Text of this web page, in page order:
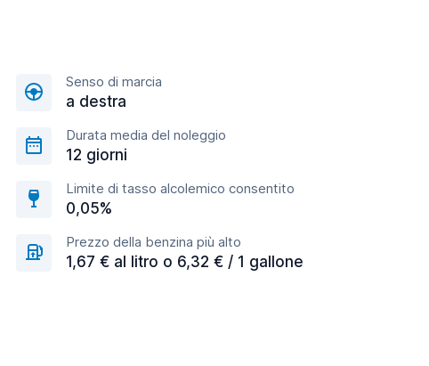
Senso di marcia
a destra
Durata media del noleggio
12 giorni
Limite di tasso alcolemico consentito
0,05%
Prezzo della benzina più alto
1,67 € al litro o 6,32 € / 1 gallone